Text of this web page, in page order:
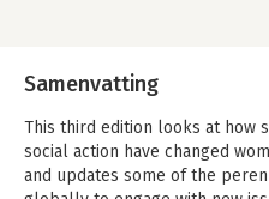
Samenvatting
This third edition looks at how
social action have changed
and updates some of the